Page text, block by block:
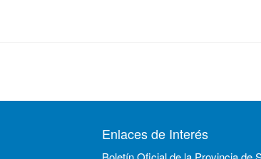
Enlaces de Interés